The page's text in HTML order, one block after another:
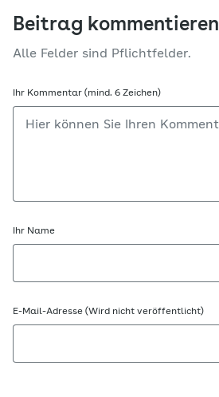
Beitrag kommentieren
Alle Felder sind Pflichtfelder.
Ihr Kommentar (mind. 6 Zeichen)
Ihr Name
E-Mail-Adresse (Wird nicht veröffentlicht)